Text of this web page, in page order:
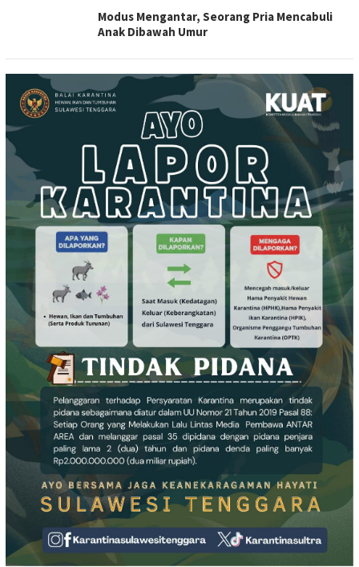
Modus Mengantar, Seorang Pria Mencabuli
Anak Dibawah Umur